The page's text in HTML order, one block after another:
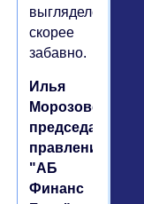
выглядело
скорее
забавно.
Илья
Морозовский,
председатель
правления
"АБ
Финанс